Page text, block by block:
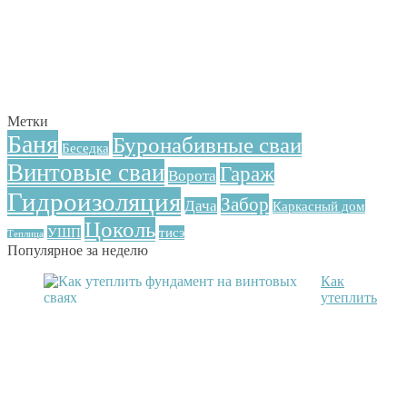
Метки
Баня Беседка Буронабивные сваи
Винтовые сваи Ворота Гараж
Гидроизоляция Дача Забор Каркасный дом
Теплица УШП Цоколь тисэ
Популярное за неделю
Как
утеплить